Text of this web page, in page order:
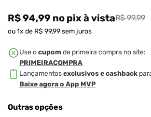
R$ 94,99 no pixà vistaR$ 99,99
ou1x de R$ 99,99sem juros
Use ocupom de primeira compra no site:
PRIMEIRACOMPRA
Lançamentosexclusivos e cashback
Baixe agora o App MVP
Outras opções